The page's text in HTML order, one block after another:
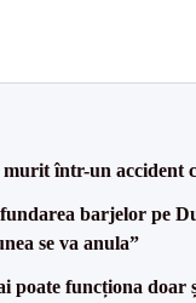
într-un accident
barjelor pe
se va anula”
poate funcționa doar